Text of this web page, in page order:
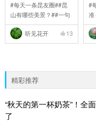
#每天一条昆友圈##昆
山有哪些美景？##一句
..
听见花开
13
#
准
精彩推荐
“秋天的第一杯奶茶”！全
了